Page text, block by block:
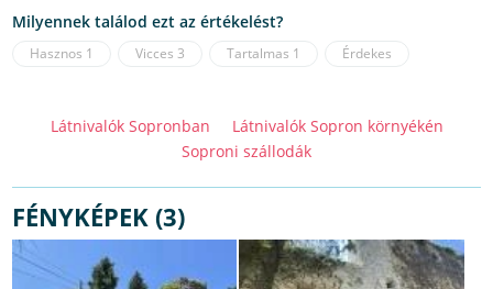
Milyennek találod ezt az értékelést?
Hasznos 1 Vicces 3 Tartalmas 1 Érdekes
Látnivalók Sopronban
Látnivalók Sopron környékén
Soproni szállodák
FÉNYKÉPEK (3)